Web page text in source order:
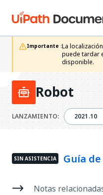
Importante :La
puede tardar
disponible.
Robot
LANZAMIENTO:2021.102021.10
SIN ASISTENCIA Guía
Notas